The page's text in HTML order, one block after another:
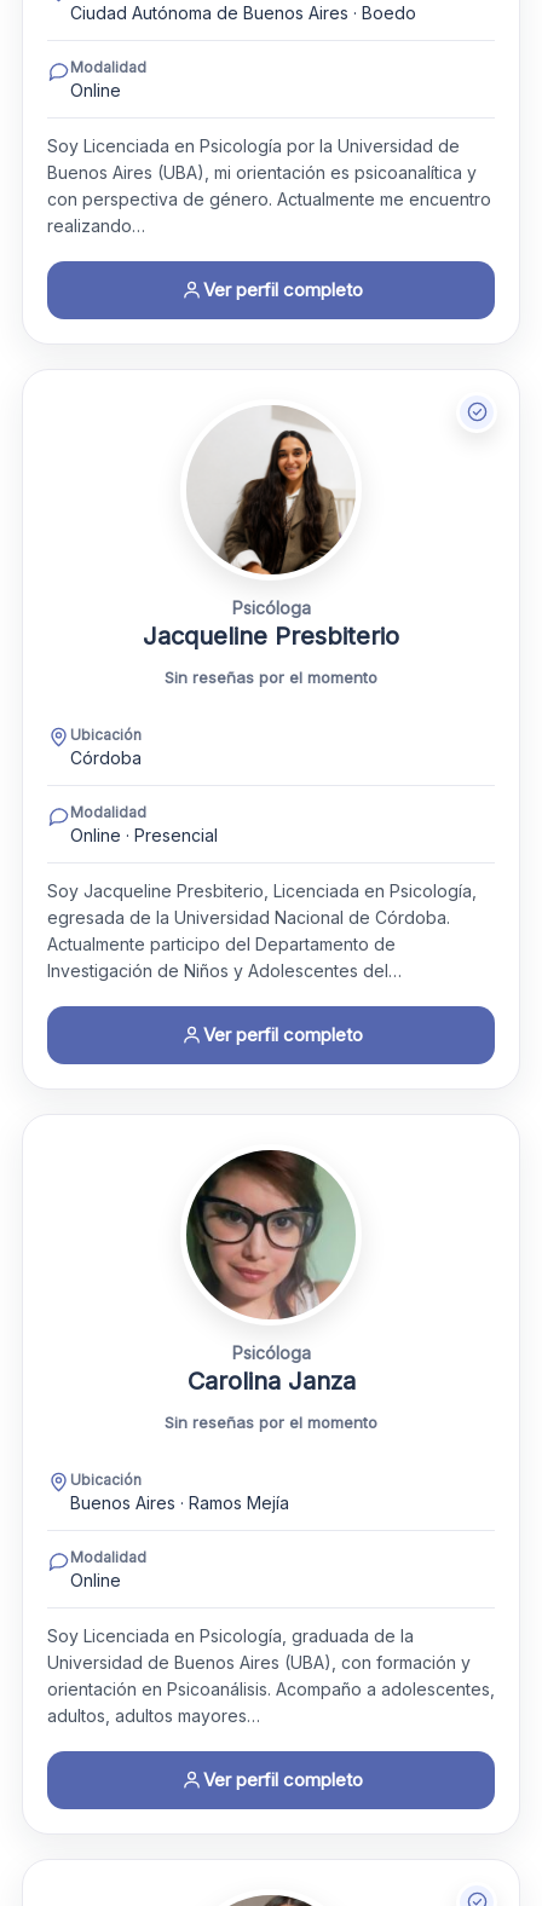
Ciudad Autónoma de Buenos Aires · Boedo
Modalidad
Online
Soy Licenciada en Psicología por la Universidad de
Buenos Aires (UBA), mi orientación es psicoanalítica y
con perspectiva de género. Actualmente me encuentro
realizando…
Ver perfil completo
Psicóloga
Jacqueline Presbiterio
Sin reseñas por el momento
Ubicación
Córdoba
Modalidad
Online · Presencial
Soy Jacqueline Presbiterio, Licenciada en Psicología,
egresada de la Universidad Nacional de Córdoba.
Actualmente participo del Departamento de
Investigación de Niños y Adolescentes del…
Ver perfil completo
Psicóloga
Carolina Janza
Sin reseñas por el momento
Ubicación
Buenos Aires · Ramos Mejía
Modalidad
Online
Soy Licenciada en Psicología, graduada de la
Universidad de Buenos Aires (UBA), con formación y
orientación en Psicoanálisis. Acompaño a adolescentes,
adultos, adultos mayores…
Ver perfil completo